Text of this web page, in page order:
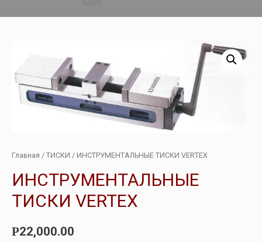
Главная / ТИСКИ / ИНСТРУМЕНТАЛЬНЫЕ ТИСКИ VERTEX
ИНСТРУМЕНТАЛЬНЫЕ
ТИСКИ VERTEX
Р22,000.00